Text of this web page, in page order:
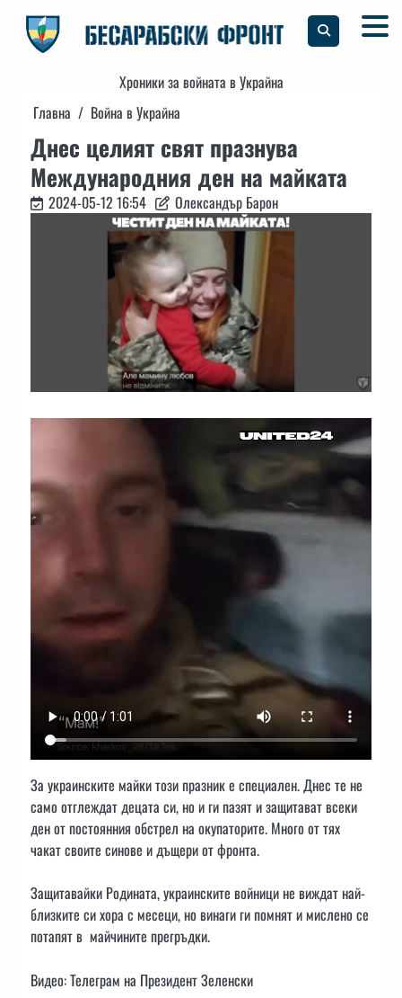
content
Хроники за войната в Украйна
Главна
Война в Украйна
Днес целият свят празнува
Международния ден на майката
2024-05-12 16:54 Олександър Барон
За украинските майки този празник е специален. Днес те не
само отглеждат децата си, но и ги пазят и защитават всеки
ден от постоянния обстрел на окупаторите. Много от тях
чакат своите синове и дъщери от фронта.
Защитавайки Родината, украинските войници не виждат най-
близките си хора с месеци, но винаги ги помнят и мислено се
потапят в майчините прегръдки.
Видео: Телеграм на Президент Зеленски